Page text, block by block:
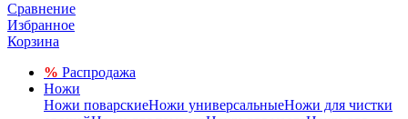
Сравнение
Избранное
Корзина
% Распродажа
Ножи
Ножи поварскиеНожи универсальныеНожи для чистки